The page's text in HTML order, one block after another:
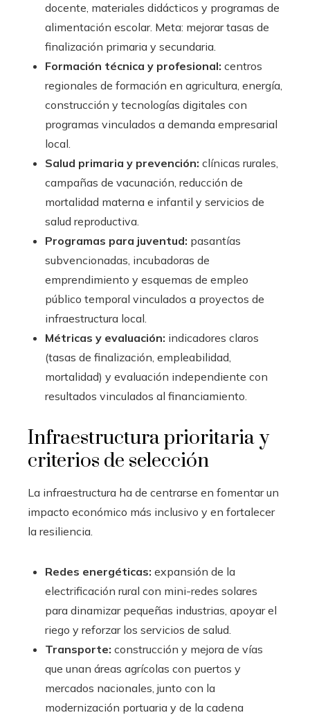
docente, materiales didácticos y programas de
alimentación escolar. Meta: mejorar tasas de
finalización primaria y secundaria.
Formación técnica y profesional: centros
regionales de formación en agricultura, energía,
construcción y tecnologías digitales con
programas vinculados a demanda empresarial
local.
Salud primaria y prevención: clínicas rurales,
campañas de vacunación, reducción de
mortalidad materna e infantil y servicios de
salud reproductiva.
Programas para juventud: pasantías
subvencionadas, incubadoras de
emprendimiento y esquemas de empleo
público temporal vinculados a proyectos de
infraestructura local.
Métricas y evaluación: indicadores claros
(tasas de finalización, empleabilidad,
mortalidad) y evaluación independiente con
resultados vinculados al financiamiento.
Infraestructura prioritaria y
criterios de selección
La infraestructura ha de centrarse en fomentar un
impacto económico más inclusivo y en fortalecer
la resiliencia.
Redes energéticas: expansión de la
electrificación rural con mini-redes solares
para dinamizar pequeñas industrias, apoyar el
riego y reforzar los servicios de salud.
Transporte: construcción y mejora de vías
que unan áreas agrícolas con puertos y
mercados nacionales, junto con la
modernización portuaria y de la cadena